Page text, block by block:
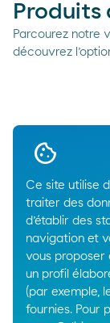
Ce site utilise
traiter des
d’établir des
navigation et
vous proposer
un profil
(par exemple,
fournies. Pour
Produits
Parcourez notre
découvrez
NextLab-
LAB produit
renouvelable
PetreLAB 550.